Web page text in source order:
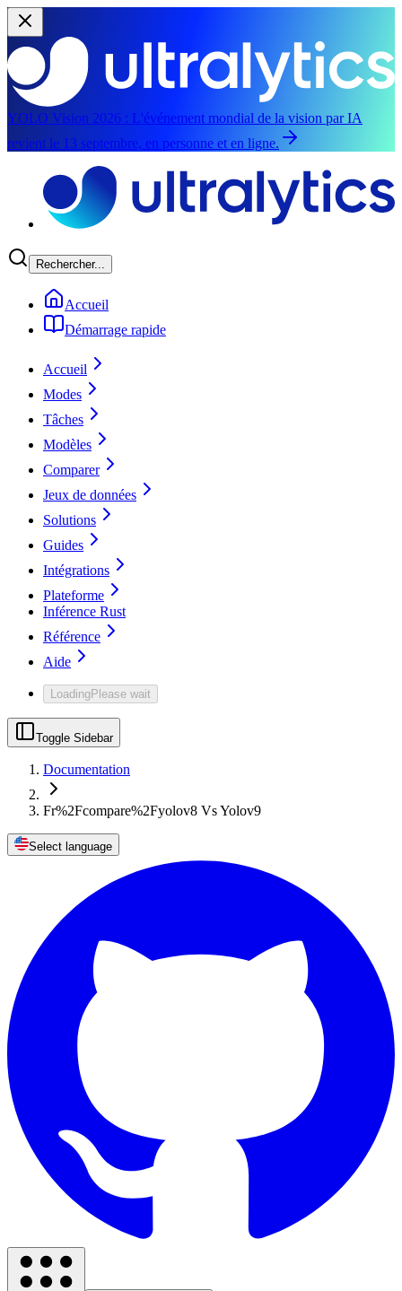
YOLO Vision 2026 : L'événement mondial de la vision par IA
revient le 13 septembre, en personne et en ligne.
Rechercher...
Accueil
Démarrage rapide
Accueil
Modes
Tâches
Modèles
Comparer
Jeux de données
Solutions
Guides
Intégrations
Plateforme
Inférence Rust
Référence
Aide
LoadingPlease wait
Toggle Sidebar
Documentation
Fr%2Fcompare%2Fyolov8 Vs Yolov9
Select language